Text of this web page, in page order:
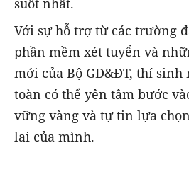
Với sự hỗ trợ từ các trường
phần mềm xét tuyển và
mới của Bộ GD&ĐT, thí sinh
toàn có thể yên tâm bước
vững vàng và tự tin lựa
lai của mình.